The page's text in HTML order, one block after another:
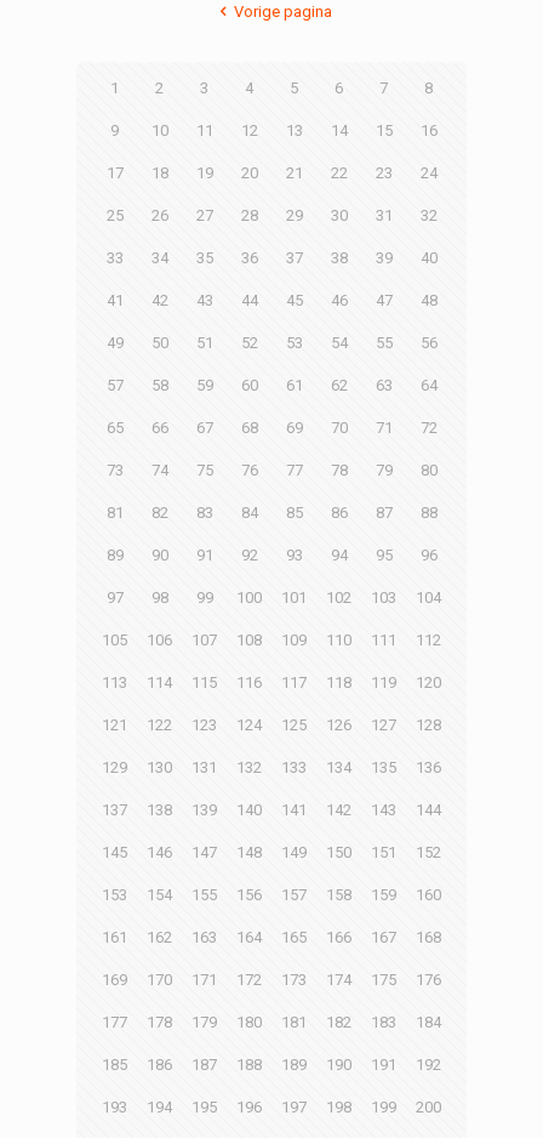
Vorige pagina
1 2 3 4 5 6 7 8
9 10 11 12 13 14 15 16
17 18 19 20 21 22 23 24
25 26 27 28 29 30 31 32
33 34 35 36 37 38 39 40
41 42 43 44 45 46 47 48
49 50 51 52 53 54 55 56
57 58 59 60 61 62 63 64
65 66 67 68 69 70 71 72
73 74 75 76 77 78 79 80
81 82 83 84 85 86 87 88
89 90 91 92 93 94 95 96
97 98 99 100 101 102 103 104
105 106 107 108 109 110 111 112
113 114 115 116 117 118 119 120
121 122 123 124 125 126 127 128
129 130 131 132 133 134 135 136
137 138 139 140 141 142 143 144
145 146 147 148 149 150 151 152
153 154 155 156 157 158 159 160
161 162 163 164 165 166 167 168
169 170 171 172 173 174 175 176
177 178 179 180 181 182 183 184
185 186 187 188 189 190 191 192
193 194 195 196 197 198 199 200